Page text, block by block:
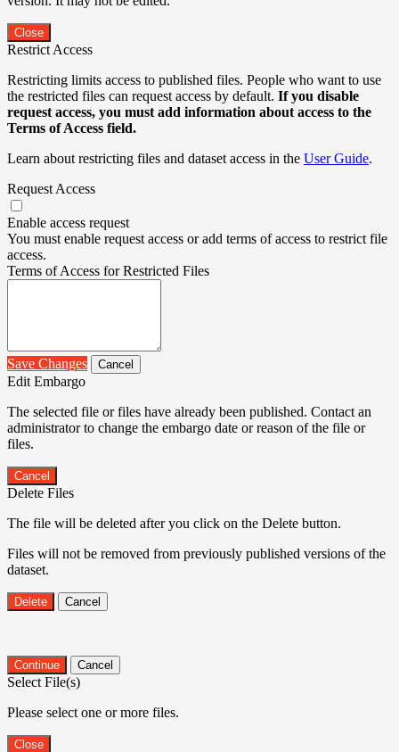
Close
Restrict Access
Restricting limits access to published files. People who want to use
the restricted files can request access by default. If you disable
request access, you must add information about access to the
Terms of Access field.
Learn about restricting files and dataset access in the User Guide.
Request Access
Enable access request
You must enable request access or add terms of access to restrict file
access.
Terms of Access for Restricted Files
Save Changes Cancel
Edit Embargo
The selected file or files have already been published. Contact an
administrator to change the embargo date or reason of the file or
files.
Cancel
Delete Files
The file will be deleted after you click on the Delete button.
Files will not be removed from previously published versions of the
dataset.
Delete Cancel
Continue Cancel
Select File(s)
Please select one or more files.
Close